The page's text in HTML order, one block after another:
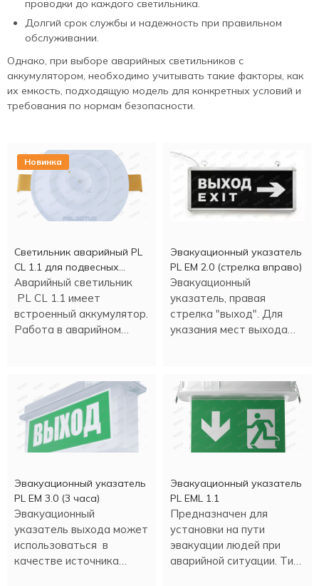
проводки до каждого светильника.
Долгий срок службы и надежность при правильном
обслуживании.
Однако, при выборе аварийных светильников с
аккумулятором, необходимо учитывать такие факторы, как
их емкость, подходящую модель для конкретных условий и
требования по нормам безопасности.
Новинка
Светильник аварийный PL
CL 1.1 для подвесных
потолков
Аварийный светильник
PL CL 1.1 имеет
встроенный аккумулятор.
Работа в аварийном
Эвакуационный указатель
PL EM 2.0 (стрелка вправо)
Эвакуационный
указатель, правая
стрелка "выход". Для
указания мест выхода
Эвакуационный указатель
PL EM 3.0 (3 часа)
Эвакуационный
указатель выхода может
использоваться в
качестве источника
Эвакуационный указатель
PL EML 1.1
Предназначен для
установки на пути
эвакуации людей при
аварийной ситуации. Тип